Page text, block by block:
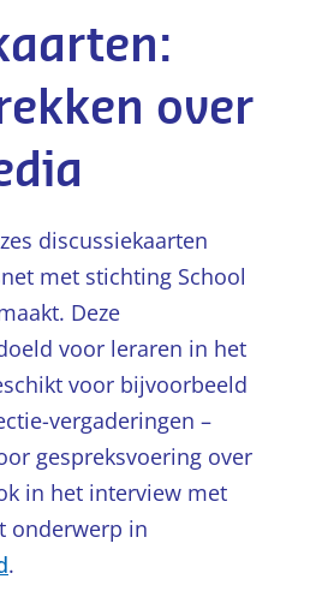
over
discussiekaarten
met stichting School
Deze
voor leraren in het
voor bijvoorbeeld
vergaderingen –
gespreksvoering over
in het interview met
onderwerp in
.